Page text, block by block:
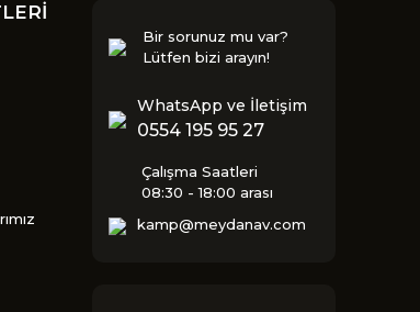
Bir sorunuz mu var?
Lütfen bizi arayın!
WhatsApp ve İletişim
0554 195 95 27
Çalışma Saatleri
08:30 - 18:00 arası
kamp@meydanav.com